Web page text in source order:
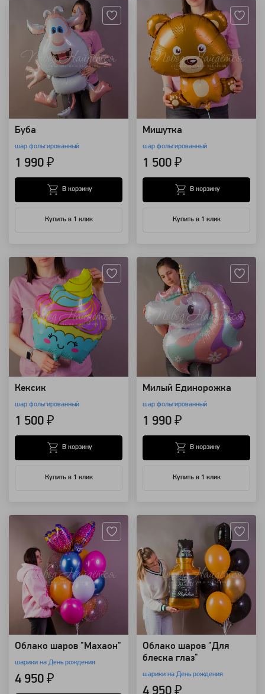
Буба
шар фольгированный
1 990 ₽
Купить в 1 клик
В корзину
Мишутка
шар фольгированный
1 500 ₽
Купить в 1 клик
В корзину
Кексик
шар фольгированный
1 500 ₽
Купить в 1 клик
В корзину
Милый Единорожка
шар фольгированный
1 990 ₽
Купить в 1 клик
В корзину
Облако шаров "Махаон"
шарики на День рождения
4 950 ₽
Облако шаров "Для
блеска глаз"
шарики на День рождения
4 950 ₽